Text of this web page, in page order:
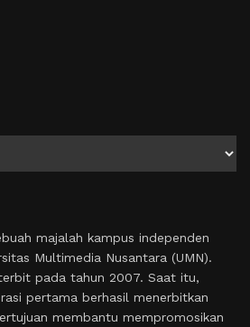
majalah kampus independen
Multimedia Nusantara (UMN).
pada tahun 2007. Saat itu,
pertama berhasil menerbitkan
membantu mempromosikan